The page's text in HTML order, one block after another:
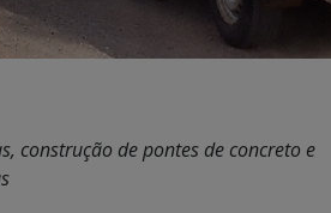
construção de pontes de concreto e